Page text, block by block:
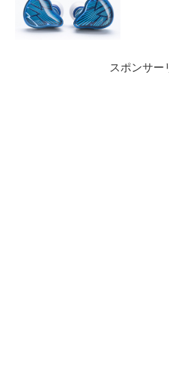
スポンサー